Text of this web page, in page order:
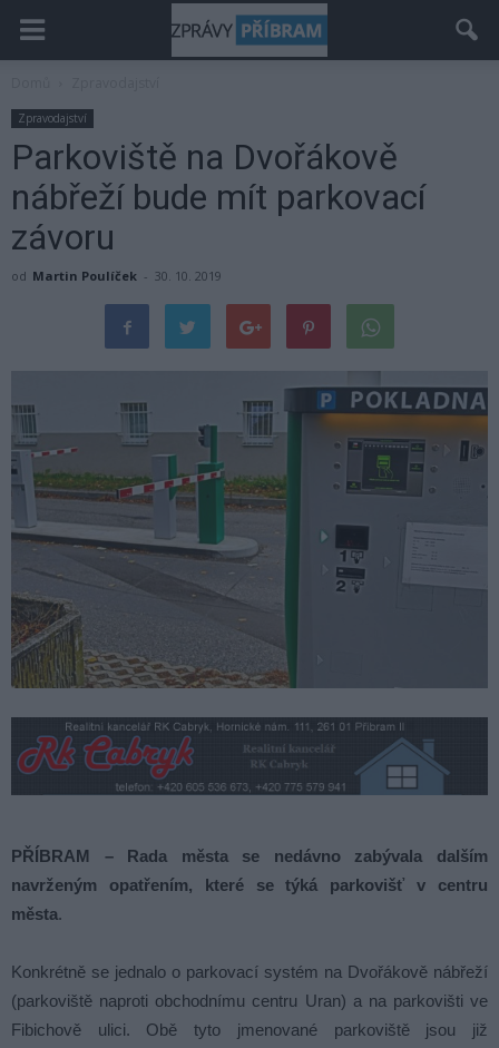
Zpravodajství
Parkoviště na Dvořákově
nábřeží bude mít parkovací
závoru
od Martin Poulíček - 30. 10. 2019
PŘÍBRAM – Rada města se nedávno zabývala dalším
navrženým opatřením, které se týká parkovišť v centru
města.
Konkrétně se jednalo o parkovací systém na Dvořákově nábřeží
(parkoviště naproti obchodnímu centru Uran) a na parkovišti ve
Fibichově ulici. Obě tyto jmenované parkoviště jsou již